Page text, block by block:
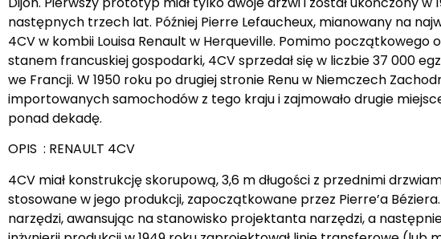
następnych trzech lat. Później Pierre Lefaucheux, mianowany na
4CV w kombii Louisa Renault w Herqueville. Pomimo
stanem francuskiej gospodarki, 4CV sprzedał się w liczbie 37 000
we Francji. W 1950 roku po drugiej stronie Renu w Niemczech
importowanych samochodów z tego kraju i zajmowało drugie
ponad dekadę.
OPIS : RENAULT 4CV
4CV miał konstrukcję skorupową, 3,6 m długości z przednimi
stosowane w jego produkcji, zapoczątkowane przez Pierre’a
narzędzi, awansując na stanowisko projektanta narzędzi, a